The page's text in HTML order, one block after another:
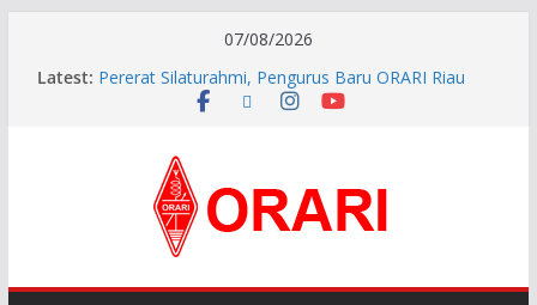
07/08/2026
Latest: Pererat Silaturahmi, Pengurus Baru ORARI Riau
Audiensi dan Siap Bersinergi dengan Diskominfotik
Preparatory Group for WRC-27 )
Aftiyedi Dalimunthe (YC5NNF) Resmi Pimpin ORARI
Lokal Bengkalis 2026–2029, Dikukuhkan Langsung
Ketua Orari Daerah Riau
Riau Beserta Jajaran Hadiri Muslok III Bengkalis